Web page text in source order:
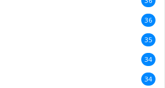
36
35
34
34